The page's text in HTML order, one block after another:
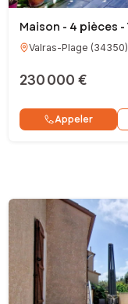
Maison - 4 pièces -
Valras-Plage (34350)
230 000 €
Appeler